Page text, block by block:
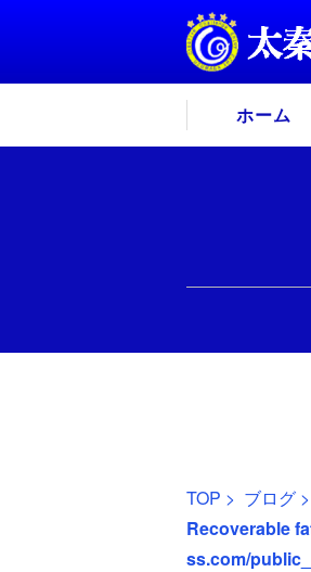
ホーム
TOP > ブログ >
Recoverable
ss.com/